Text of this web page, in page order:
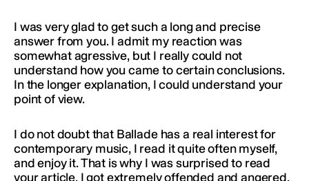
I was very glad to get such a long and precise
answer from you. I admit my reaction was
somewhat agressive, but I really could not
understand how you came to certain conclusions.
In the longer explanation, I could understand your
point of view.
I do not doubt that Ballade has a real interest for
contemporary music, I read it quite often myself,
and enjoy it. That is why I was surprised to read
your article, I got extremely offended and angered,